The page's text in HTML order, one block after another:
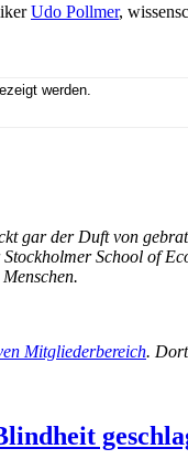
Udo Pollmer,
werden.
der Duft von
School of
Mitgliederbereich.